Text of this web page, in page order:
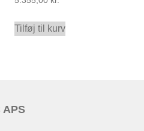
Tilføj til kurv
APS